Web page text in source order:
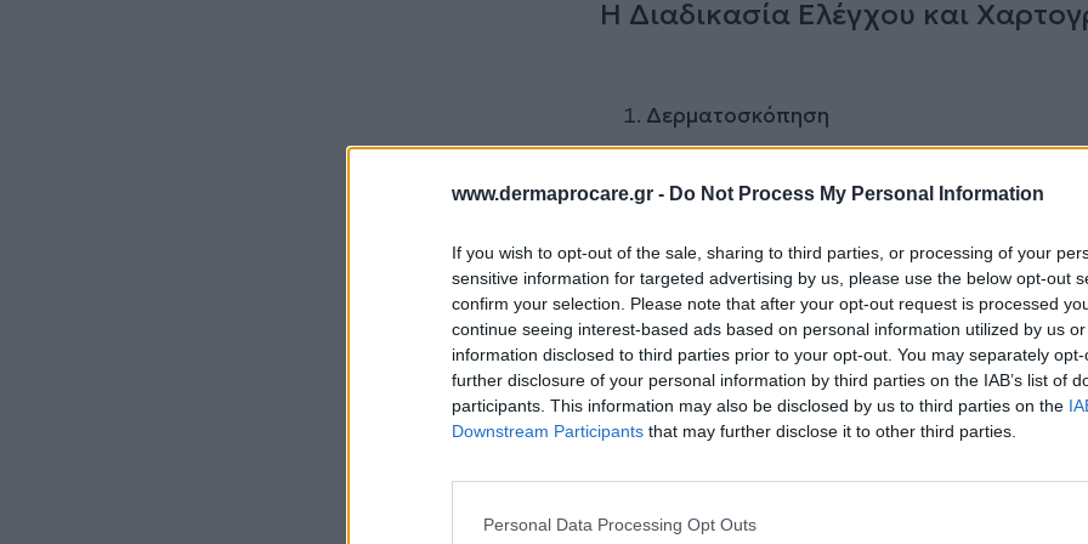
www.dermaprocare.gr - Do Not Process My Personal Information
If you wish to opt-out of the sale, sharing to third parties, or processing of your
sensitive information for targeted advertising by us, please use the below opt-out
confirm your selection. Please note that after your opt-out request is processed
continue seeing interest-based ads based on personal information utilized by us
information disclosed to third parties prior to your opt-out. You may separately
further disclosure of your personal information by third parties on the IAB’s list of
participants. This information may also be disclosed by us to third parties on the
Downstream Participants that may further disclose it to other third parties.
Personal Data Processing Opt Outs
Η Διαδικασία Ελέγχου και
Δερματοσκόπηση
Ανάλυση κάθε σπίλου με ειδική συσκευή
το δέρμα.
Αξιολόγηση για ασυμμετρία, περιθώρια,
Αξιολόγηση και Συστάσεις
Ανάλυση των αποτελεσμάτων και
ύποπτων σπιλών.
Παροχή εξατομικευμένων συμβουλών για